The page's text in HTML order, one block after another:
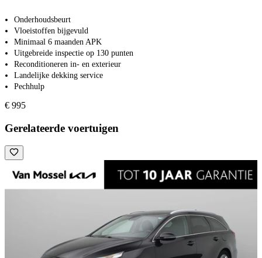
Onderhoudsbeurt
Vloeistoffen bijgevuld
Minimaal 6 maanden APK
Uitgebreide inspectie op 130 punten
Reconditioneren in- en exterieur
Landelijke dekking service
Pechhulp
€ 995
Gerelateerde voertuigen